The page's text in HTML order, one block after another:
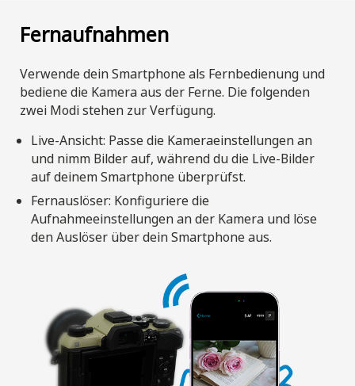
Fernaufnahmen
Verwende dein Smartphone als Fernbedienung und
bediene die Kamera aus der Ferne. Die folgenden
zwei Modi stehen zur Verfügung.
Live-Ansicht: Passe die Kameraeinstellungen an
und nimm Bilder auf, während du die Live-Bilder
auf deinem Smartphone überprüfst.
Fernauslöser: Konfiguriere die
Aufnahmeeinstellungen an der Kamera und löse
den Auslöser über dein Smartphone aus.